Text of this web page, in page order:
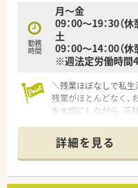
しい環境でチャレンジ
■ブランクがあって少
ポートを受けながらも
未経験、ブランクの
勤務
時間
月～金
09：00～19：30（休
土
09：00～14：00（休
※週法定労働時間
＼残業ほぼなしで私生
残業がほとんどなく、
を大切にしながら、正
＊
【店舗情報と応需状況
■JR北見駅から徒歩
詳細を見る